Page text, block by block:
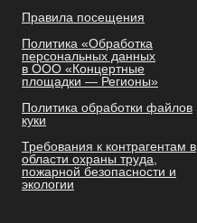
Правила посещения
Политика «Обработка
персональных данных
в ООО «Концертные
площадки — Регионы»
Политика обработки файлов
куки
Требования к контрагентам в
области охраны труда,
пожарной безопасности и
экологии